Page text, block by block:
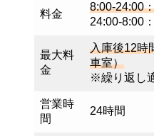
料金
8:00-24:00
24:00-8:00
最大料
金
入庫後12時
車室）
※繰り返し
営業時
間
24時間